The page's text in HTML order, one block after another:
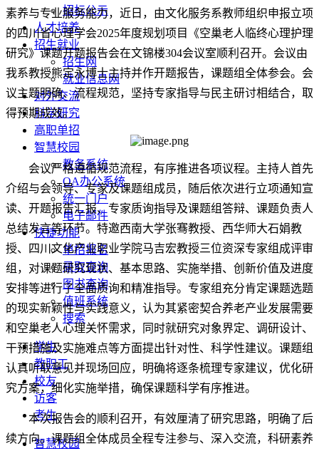
招标公示
人才培养
招生就业
招生网
就业信息网
对外交流
科学研究
高职单招
智慧校园
教务系统
OA办公系统
统一门户
电子邮件
快捷功能
单招报名
录取查询
图书查询
值班系统
搜索
学生
教职工
校友
访客
考生
智慧校园
素养与专业服务能力，近日，由文化服务系教师组织申报立项
的四川省心理学会2025年度规划项目《空巢老人临终心理护理
研究》课题开题报告会在文锦楼304会议室顺利召开。会议由
我系教授熊定永博士主持并作开题报告，课题组全体参会。会
议主题明确、流程规范，坚持专家指导与民主研讨相结合，取
得预期成效。
会议严格遵循规范流程，有序推进各项议程。主持人首先
介绍与会领导、专家及课题组成员，随后依次进行立项通知宣
读、开题报告汇报、专家质询指导及课题组答辩、课题负责人
总结发言等环节。特邀西南大学张骞教授、西华师大石娟教
授、四川文化产业职业学院马吉宏教授三位资深专家组成评审
组，对课题研究现状、基本思路、实施举措、创新价值及进度
安排等进行了全面质询和精准指导。专家组充分肯定课题选题
的现实新颖性与实践意义，认为其紧密契合养老产业发展需要
和空巢老人心理关怀需求，同时就研究对象界定、调研设计、
干预措施及实施难点等方面提出针对性、科学性建议。课题组
认真听取意见并现场回应，明确将逐条梳理专家建议，优化研
究方案，细化实施举措，确保课题科学有序推进。
本次报告会的顺利召开，有效厘清了研究思路，明确了后
续方向。课题组全体成员全程专注参与、深入交流，科研素养